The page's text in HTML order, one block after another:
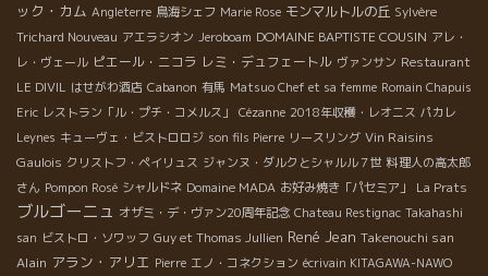
ック・カム Angleterre 鳥海シェフ Marie Rose モンマルトルの丘 Sylvère
Trichard Nouveau アエラシオン Jeroboam DOMAINE BAPTISTE COUSIN アレ・
レ・ヴェール ピエール・ニコラ レミ・デュフェートル ヴァンサン Restaurant
LE DIVIL はせがわ酒店 Cabanon 有馬 Matsuo Chef et sa femme Romain Chapuis
Eric レストラン「ル・プチ・コメルス」 Cézanne 2018年収穫・レオニス パカレ
Leynes キューヴェ・ビストロロジ son fils Pierre リースリング Vin Raisins
Gaulois クリストフ・ペイリュス ジャンヌ・ダルクとシャルル７世 料理人の高太郎
さん Pompon Rosé シャルドネ Domaine MADA お好み焼き「パセミア」 La Prats
ブルゴーニュ オザミ・デ・ヴァン20周年記念 Chateau Restignac Takahashi
san ビストロ・ソワッフ Guy et Thomas Jullien René Jean Takenouchi san
Alain アラン・アリエ Pierre エノ・コネクション écrivain KITAGAWA-NAWO